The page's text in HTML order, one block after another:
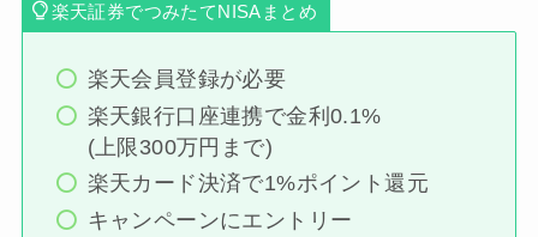
楽天証券でつみたてNISAまとめ
楽天会員登録が必要
楽天銀行口座連携で金利0.1%
(上限300万円まで)
楽天カード決済で1%ポイント還元
キャンペーンにエントリー